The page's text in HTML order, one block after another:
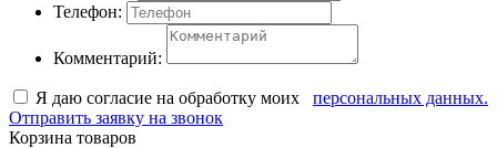
Телефон:
Комментарий:
Я даю согласие на обработку моих
персональных данных.
Отправить заявку на звонок
Корзина товаров